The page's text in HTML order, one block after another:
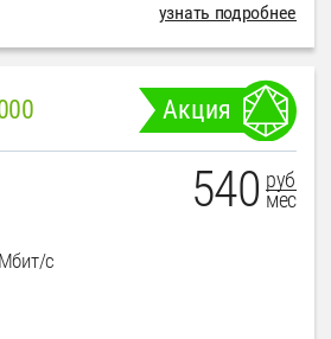
узнать подробнее
Акция
540 руб
мес
с